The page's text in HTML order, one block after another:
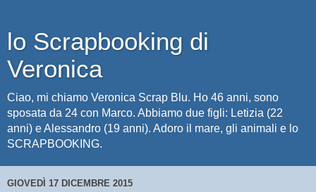
lo Scrapbooking di
Veronica
Ciao, mi chiamo Veronica Scrap Blu. Ho 46 anni, sono
sposata da 24 con Marco. Abbiamo due figli: Letizia (22
anni) e Alessandro (19 anni). Adoro il mare, gli animali e lo
SCRAPBOOKING.
GIOVEDÌ 17 DICEMBRE 2015